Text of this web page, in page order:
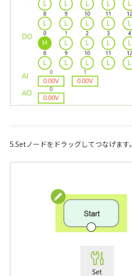
5.Setノードをドラッグしてつなげます。